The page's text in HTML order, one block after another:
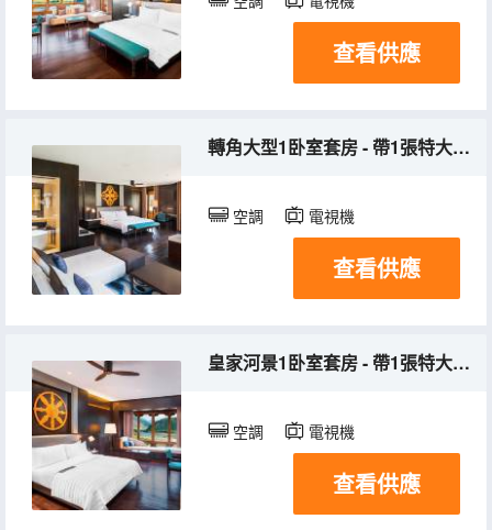
查看供應
轉角大型1卧室套房 - 帶1張特大床和沙發床
空調 電視機
查看供應
皇家河景1卧室套房 - 帶1張特大床和沙發床
空調 電視機
查看供應